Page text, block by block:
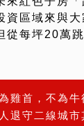
資區域來與
從每坪20萬
雞首，不為
退守二線城市